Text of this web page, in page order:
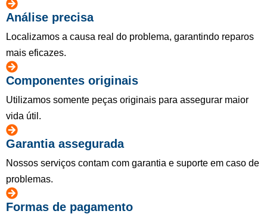
Análise precisa
Localizamos a causa real do problema, garantindo reparos
mais eficazes.
Componentes originais
Utilizamos somente peças originais para assegurar maior
vida útil.
Garantia assegurada
Nossos serviços contam com garantia e suporte em caso de
problemas.
Formas de pagamento